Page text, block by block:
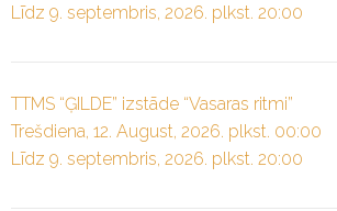
Līdz 9. septembris, 2026. plkst. 20:00
TTMS “ĢILDE” izstāde “Vasaras ritmi”
Trešdiena, 12. August, 2026. plkst. 00:00
Līdz 9. septembris, 2026. plkst. 20:00